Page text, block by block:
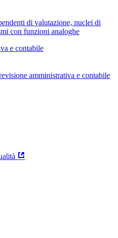
di valutazione, nuclei di
con funzioni analoghe
e contabile
amministrativa e contabile